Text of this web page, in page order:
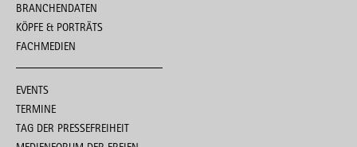
BRANCHENDATEN
KÖPFE & PORTRÄTS
FACHMEDIEN
EVENTS
TERMINE
TAG DER PRESSEFREIHEIT